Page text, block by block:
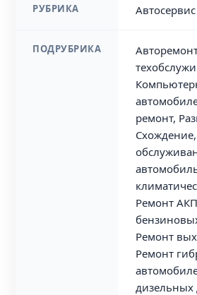
РУБРИКА Автосервис
ПОДРУБРИКА
ремонт,
Ремонт
Ремонт
Ремонт
дизельных